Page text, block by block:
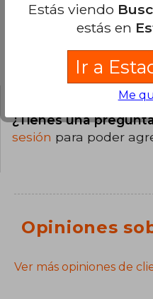
Preguntas y
¿Tienes una
sesión para poder
Opiniones
Ver más opiniones de
Estás viendo
estás en
Ir a
Me